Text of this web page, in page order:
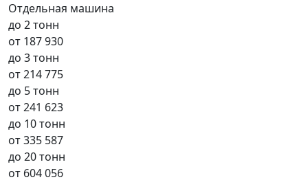
Отдельная машина
до 2 тонн
от 187 930
до 3 тонн
от214 775
до 5 тонн
от241 623
до 10 тонн
от335 587
до 20 тонн
от 604 056